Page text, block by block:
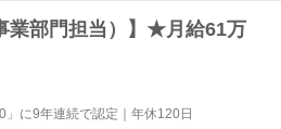
業部門担当）】★月給61万
」に9年連続で認定｜年休120日